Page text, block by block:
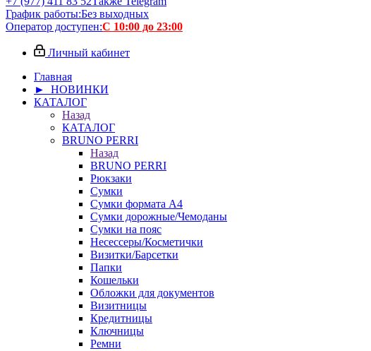
График работы:Без выходных
Оператор доступен:С 10:00 до 23:00
Личный кабинет
Главная
► НОВИНКИ
КАТАЛОГ
Назад
КАТАЛОГ
BRUNO PERRI
Назад
BRUNO PERRI
Рюкзаки
Сумки
Сумки формата А4
Сумки дорожные/Чемоданы
Сумки на пояс
Несессеры/Косметички
Визитки/Барсетки
Папки
Кошельки
Обложки для документов
Визитницы
Кредитницы
Ключницы
Ремни